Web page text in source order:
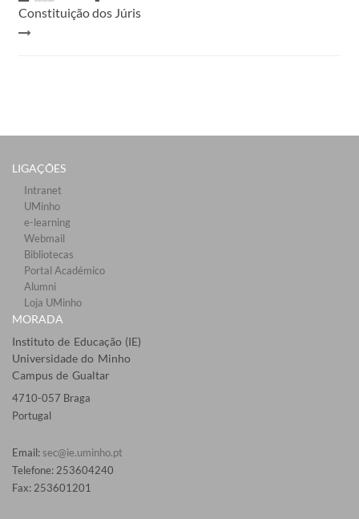
Constituição dos Júris
LIGAÇÕES​
Intranet
UMinho
e-learning
Webmail​
Bibliotecas​
Portal Académico
Alumni
Loja UMinho
MORADA
Instituto de Educação (IE)
Universidade do Minho
Campus de Gualtar
4710-057 Braga
Portugal
Email: sec@ie.uminho.pt
Telefone: 253604240
Fax: 253601201​